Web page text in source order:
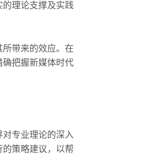
理论支撑及实践
带来的效应。在
把握新媒体时代
专业理论的深入
策略建议，以帮